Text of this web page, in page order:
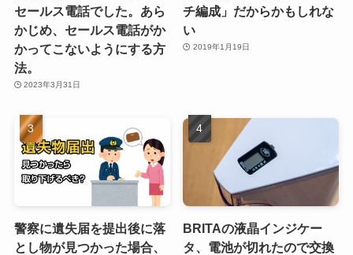
セールス電話でした。あら
かじめ、セールス電話がか
かってこないようにする方
法。
2023年3月31日
チ編成」だからかもしれな
い
2019年1月19日
警察に遺失届を提出後に落
とし物が見つかった場合、
BRITAの液晶インジケー
タ、電池が切れたので交換